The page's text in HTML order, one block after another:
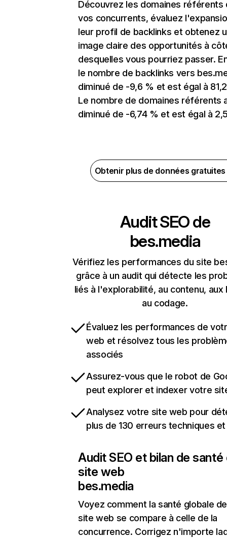
Découvrez les domaines référents
vos concurrents, évaluez
leur profil de backlinks et obtenez
image claire des opportunités à
desquelles vous pourriez passer.
le nombre de backlinks vers
diminué de -9,6 % et est égal à
Le nombre de domaines référents
diminué de -6,74 % et est égal à
Obtenir plus de données
Audit SEO de
bes.media
Vérifiez les performances du site
grâce à un audit qui détecte les
liés à l'explorabilité, au contenu, aux
au codage.
Évaluez les performances de
web et résolvez tous les
associés
Assurez-vous que le robot de
peut explorer et indexer votre
Analysez votre site web pour
plus de 130 erreurs techniques et
Audit SEO et bilan de santé
site web
bes.media
Voyez comment la santé globale
site web se compare à celle de la
concurrence. Corrigez n'importe